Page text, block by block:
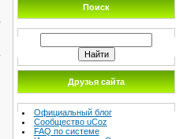
Поиск
Друзья сайта
Официальный блог
Сообщество uCoz
FAQ по системе